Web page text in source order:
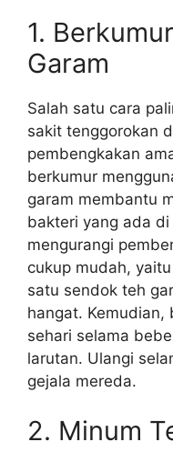
1.
Garam
Salah satu cara
sakit tenggorokan
pembengkakan
berkumur
garam membantu
bakteri yang ada
mengurangi
cukup mudah,
satu sendok teh
hangat. Kemudian,
sehari selama
larutan. Ulangi
gejala mereda.
2. Minum